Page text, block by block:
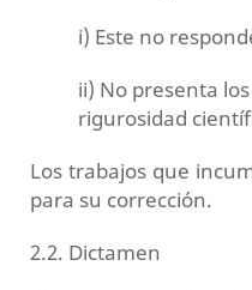
i) Este no
ii) No presenta
rigurosidad
Los trabajos que
para su corrección.
2.2. Dictamen